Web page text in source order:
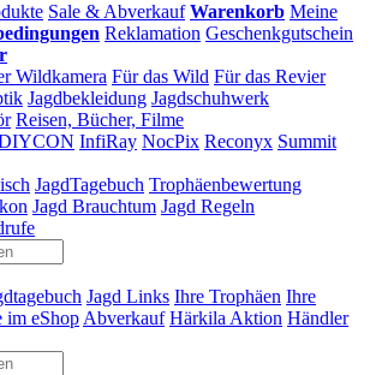
Sale & Abverkauf Warenkorb Meine
Reklamation Geschenkgutschein
Wildkamera Für das Wild Für das Revier
Jagdbekleidung Jagdschuhwerk
Reisen, Bücher, Filme
InfiRay NocPix Reconyx Summit
JagdTagebuch Trophäenbewertung
Jagd Brauchtum Jagd Regeln
Jagd Links Ihre Trophäen Ihre
im eShop Abverkauf Härkila Aktion Händler